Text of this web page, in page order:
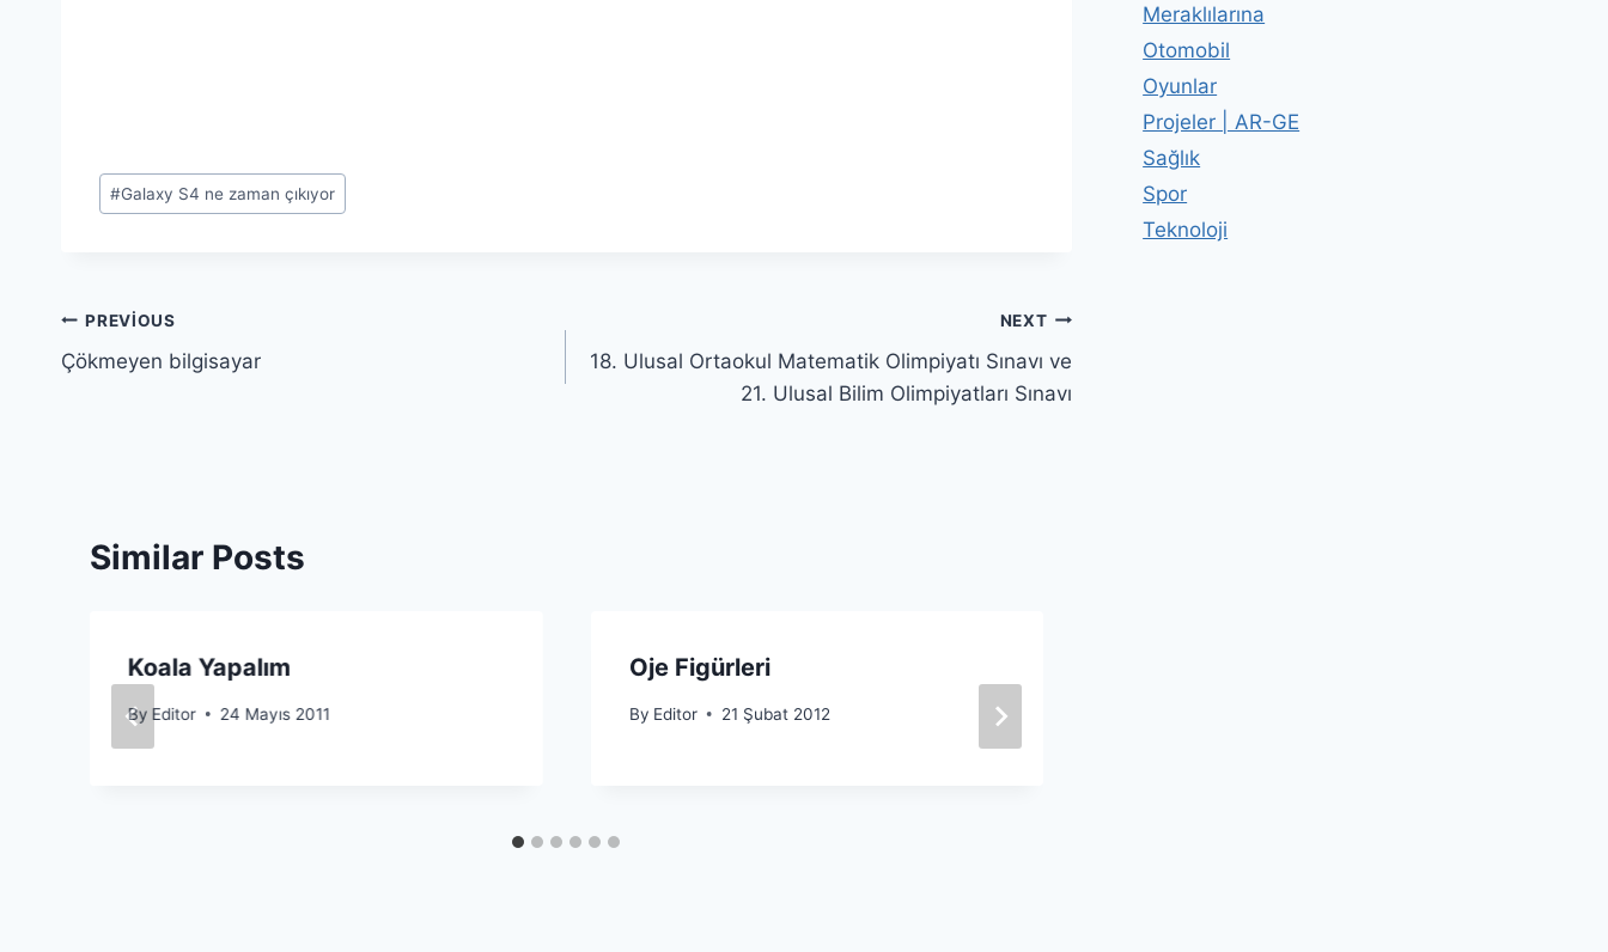
Post
Tags:
#Galaxy S4 ne zaman çıkıyor
Yazı
gezinmesi
PREVIOUS
Çökmeyen bilgisayar
NEXT
18. Ulusal Ortaokul Matematik Olimpiyatı Sınavı ve
21. Ulusal Bilim Olimpiyatları Sınavı
Similar Posts
Koala Yapalım
By Editor 24 Mayıs 2011
Oje Figürleri
By Editor 21 Şubat 2012
Meraklılarına
Otomobil
Oyunlar
Projeler | AR-GE
Sağlık
Spor
Teknoloji